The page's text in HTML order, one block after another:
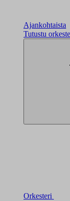
Ajankohtaista
Tutustu
Orkesteri